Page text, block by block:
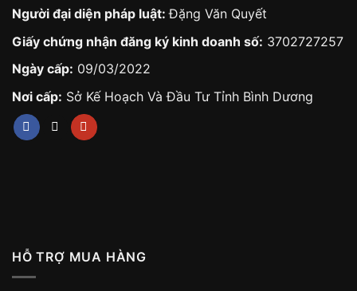
Người đại diện pháp luật:Đặng Văn Quyết
Giấy chứng nhận đăng ký kinh doanh số: 3702727257
Ngày cấp: 09/03/2022
Nơi cấp: Sở Kế Hoạch Và Đầu Tư Tỉnh Bình Dương
HỖ TRỢ MUA HÀNG